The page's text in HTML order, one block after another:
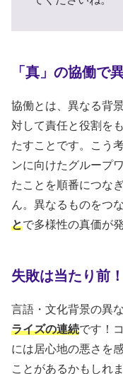
「真」の協働で
協働とは、異なる背
対して責任と役割を
たすことです。こう
ンに向けたグループ
たことを順番につな
ん。異なるものをつ
とで多様性の真価が
失敗は当たり前
言語・文化背景の異
ライズの連続です！
には居心地の悪さを
ことがあるかもしれ